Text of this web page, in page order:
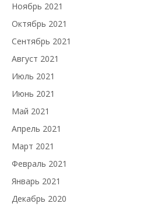
Ноябрь 2021
Октябрь 2021
Сентябрь 2021
Август 2021
Июль 2021
Июнь 2021
Май 2021
Апрель 2021
Март 2021
Февраль 2021
Январь 2021
Декабрь 2020